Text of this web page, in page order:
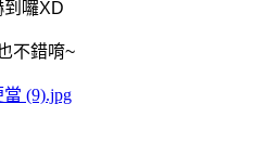
到囉XD
不錯唷~